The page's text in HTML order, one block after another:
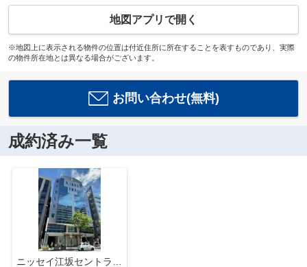
地図アプリで開く
※地図上に表示される物件の位置は付近住所に所在することを表すものであり、実際
の物件所在地とは異なる場合がございます。
お問い合わせ(無料)
成約済み一覧